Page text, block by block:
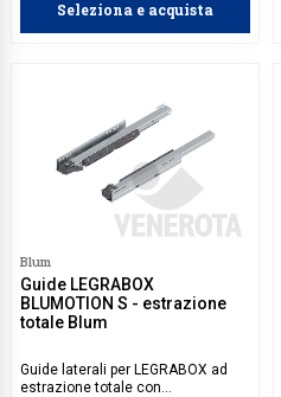
misura.Seleziona e acquista
Blum
Guide LEGRABOX
BLUMOTION S - estrazione
totale Blum
Guide laterali per LEGRABOX ad
estrazione totale con